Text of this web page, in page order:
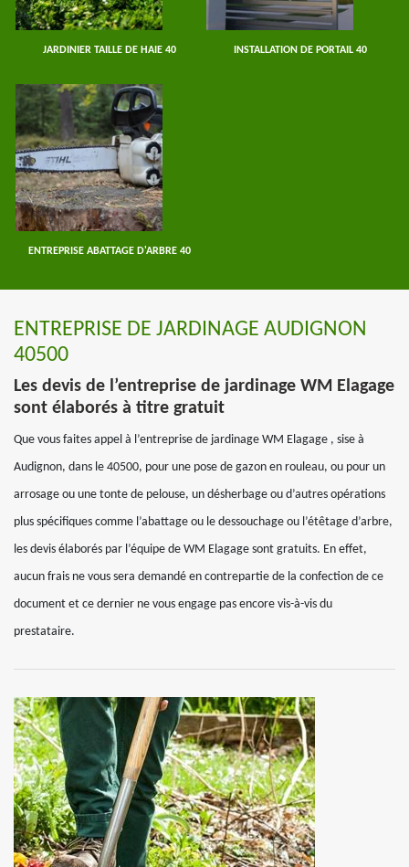
JARDINIER TAILLE DE HAIE 40 INSTALLATION DE PORTAIL 40
ENTREPRISE ABATTAGE D'ARBRE 40
ENTREPRISE DE JARDINAGE AUDIGNON
40500
Les devis de l’entreprise de jardinage WM Elagage
sont élaborés à titre gratuit
Que vous faites appel à l’entreprise de jardinage WM Elagage , sise à
Audignon, dans le 40500, pour une pose de gazon en rouleau, ou pour un
arrosage ou une tonte de pelouse, un désherbage ou d’autres opérations
plus spécifiques comme l’abattage ou le dessouchage ou l’étêtage d’arbre,
les devis élaborés par l’équipe de WM Elagage sont gratuits. En effet,
aucun frais ne vous sera demandé en contrepartie de la confection de ce
document et ce dernier ne vous engage pas encore vis-à-vis du
prestataire.